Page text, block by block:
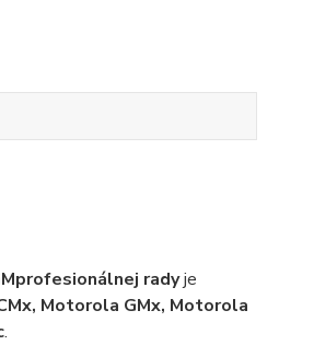
profesionálnej radyje
Motorola GMx, Motorola
.